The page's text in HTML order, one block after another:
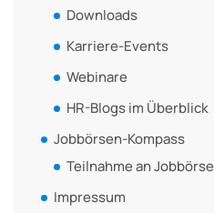
Downloads
Karriere-Events
Webinare
HR-Blogs im Überblick
Jobbörsen-Kompass
Teilnahme an
Impressum